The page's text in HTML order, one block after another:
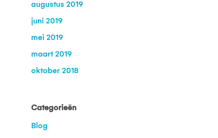
augustus 2019
juni 2019
mei 2019
maart 2019
oktober 2018
Categorieën
Blog